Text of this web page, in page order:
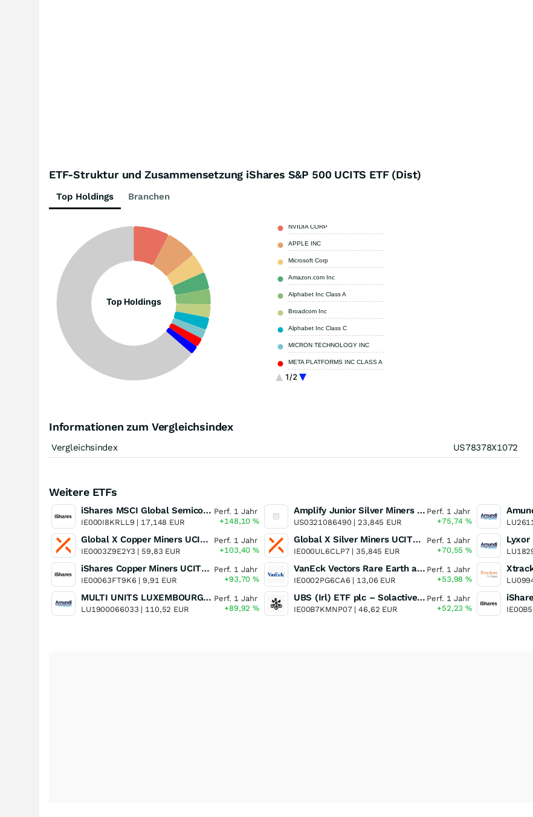
ETF-Struktur und Zusammensetzung iShares S&P 500 UCITS ETF (Dist)
Top Holdings Branchen
Top Holdings
1/2
NVIDIA CORP
APPLE INC
Microsoft Corp
Amazon.com Inc
Alphabet Inc Class A
Broadcom Inc
Alphabet Inc Class C
MICRON TECHNOLOGY INC
META PLATFORMS INC CLASS A
Tesla Inc
Informationen zum Vergleichsindex
Vergleichsindex US78378X1072
Weitere ETFs
iShares MSCI Global Semiconductors UCITS ETF USD (Acc)
IE000I8KRLL9 | 17,148 EUR
Perf. 1 Jahr
+148,10%
Global X Copper Miners UCITS ETF USD Acc
IE0003Z9E2Y3 | 59,83 EUR
Perf. 1 Jahr
+103,40%
iShares Copper Miners UCITS ETF
IE00063FT9K6 |9,91 EUR
Perf. 1 Jahr
+93,70%
MULTI UNITS LUXEMBOURG - Lyxor MSCI Semiconductors ESG Filtered
LU1900066033 | 110,52 EUR
Perf. 1 Jahr
+89,92%
Amplify Junior Silver Miners ETF Junior Silver Miners ETF
US0321086490 | 23,845 EUR
Perf. 1 Jahr
+75,74%
Global X Silver Miners UCITS ETF
IE000UL6CLP7 | 35,845 EUR
Perf. 1 Jahr
+70,55%
VanEck Vectors Rare Earth and Strategic Metals UCITS ETF
IE0002PG6CA6 | 13,06 EUR
Perf. 1 Jahr
+53,98%
UBS (Irl) ETF plc – Solactive Global Pure Gold Miners UCITS ETF - A Dis USD o.N.
IE00B7KMNP07 |46,62 EUR
Perf. 1 Jahr
+52,23%